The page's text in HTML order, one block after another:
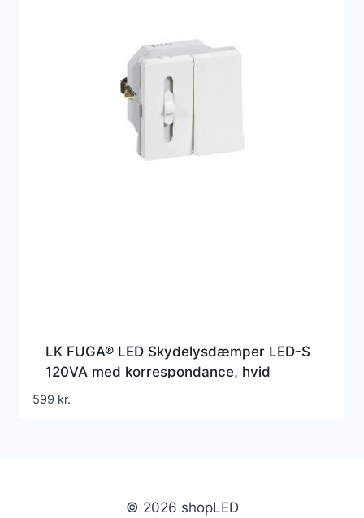
LK FUGA® LED Skydelysdæmper LED-S
120VA med korrespondance, hvid
599 kr.
© 2026 shopLED